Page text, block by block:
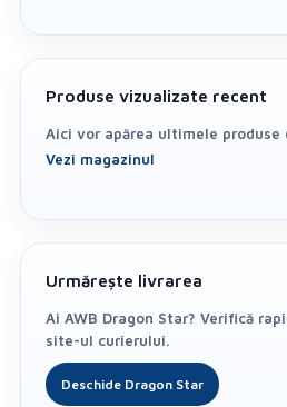
Produse vizualizate recent
Aici vor apărea ultimele
Vezi magazinul
Urmărește livrarea
Ai AWB Dragon Star? Verifică
site-ul curierului.
Deschide Dragon Star